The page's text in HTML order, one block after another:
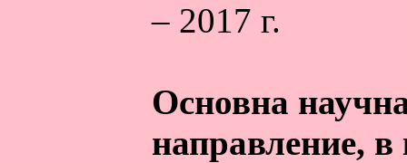
– 2017 г.
Основна
направление, в